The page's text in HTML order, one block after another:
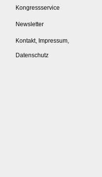
Kongressservice
Newsletter
Kontakt, Impressum,
Datenschutz